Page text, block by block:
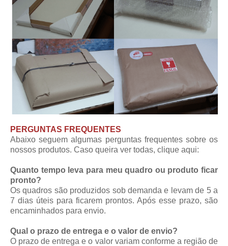
PERGUNTAS FREQUENTES
Abaixo seguem algumas perguntas frequentes sobre os
nossos produtos. Caso queira ver todas, clique aqui:
Quanto tempo leva para meu quadro ou produto ficar
pronto?
Os quadros são produzidos sob demanda e levam de 5 a
7 dias úteis para ficarem prontos. Após esse prazo, são
encaminhados para envio.
Qual o prazo de entrega e o valor de envio?
O prazo de entrega e o valor variam conforme a região de